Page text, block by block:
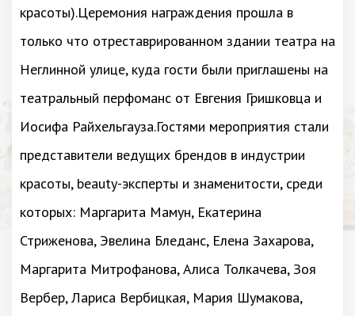
красоты).Церемония награждения прошла в
только что отреставрированном здании театра на
Неглинной улице, куда гости были приглашены на
театральный перфоманс от Евгения Гришковца и
Иосифа Райхельгауза.Гостями мероприятия стали
представители ведущих брендов в индустрии
красоты, beauty-эксперты и знаменитости, среди
которых: Маргарита Мамун, Екатерина
Стриженова, Эвелина Бледанс, Елена Захарова,
Маргарита Митрофанова, Алиса Толкачева, Зоя
Вербер, Лариса Вербицкая, Мария Шумакова,